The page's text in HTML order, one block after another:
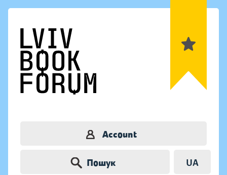
Account
Пошук UA